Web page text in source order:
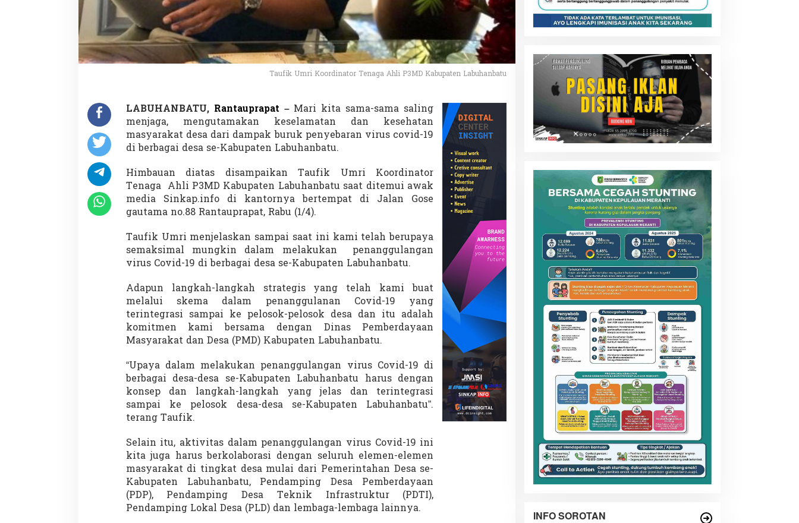
g
h
P
e
n
y
e
r
a
n
C
o
i
d
-
Taufik Umri Koordinator Tenaga Ahli P3MD Kabupaten Labuhanbatu
LABUHANBATU, Rantauprapat– Mari kita sama-sama saling
menjaga, mengutamakan keselamatan dan kesehatan
masyarakat desa dari dampak buruk penyebaran virus covid-19
di berbagai desa se-Kabupaten Labuhanbatu.
Himbauan diatas disampaikan Taufik Umri Koordinator
Tenaga Ahli P3MD Kabupaten Labuhanbatu saat ditemui awak
media Sinkap.info di kantornya bertempat di Jalan Gose
gautama no.88 Rantauprapat, Rabu (1/4).
Taufik Umri menjelaskan sampai saat ini kami telah berupaya
semaksimal mungkin dalam melakukan penanggulangan
virus Covid-19 di berbagai desa se-Kabupaten Labuhanbatu.
Adapun langkah-langkah strategis yang telah kami buat
melalui skema dalam penanggulanan Covid-19 yang
terintegrasi sampai ke pelosok-pelosok desa dan itu adalah
komitmen kami bersama dengan Dinas Pemberdayaan
Masyarakat dan Desa (PMD) Kabupaten Labuhanbatu.
“Upaya dalam melakukan penanggulangan virus Covid-19 di
berbagai desa-desa se-Kabupaten Labuhanbatu harus dengan
konsep dan langkah-langkah yang jelas dan terintegrasi
sampai ke pelosok desa-desa se-Kabupaten Labuhanbatu”.
terang Taufik.
Selain itu, aktivitas dalam penanggulangan virus Covid-19 ini
kita juga harus berkolaborasi dengan seluruh elemen-elemen
masyarakat di tingkat desa mulai dari Pemerintahan Desa se-
Kabupaten Labuhanbatu, Pendamping Desa Pemberdayaan
(PDP), Pendamping Desa Teknik Infrastruktur (PDTI),
Pendamping Lokal Desa (PLD) dan lembaga-lembaga lainnya.
INFO SOROTAN